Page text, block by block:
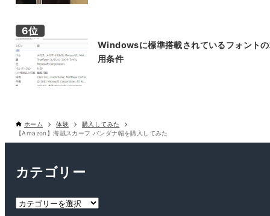
Windowsに標準搭載されているフォント
用条件
ホーム 体験
購入してみた
【Amazon】海賊スカーフ バンダナ帽を購入してみた
カテゴリー
カ